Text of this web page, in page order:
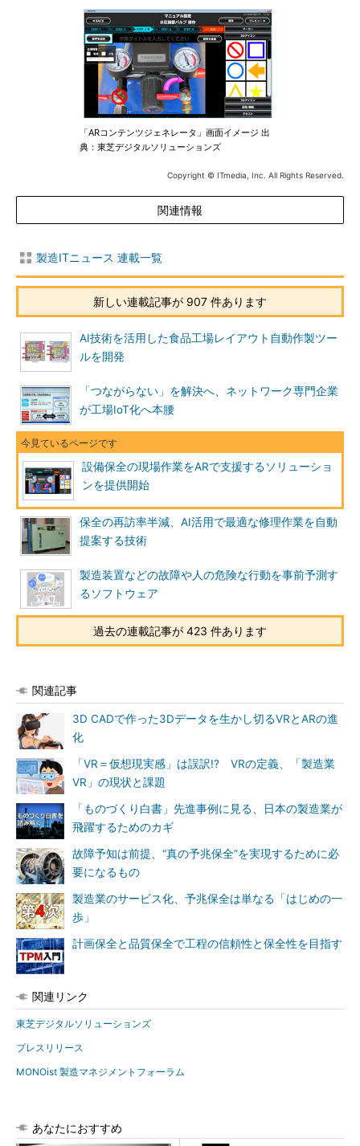
「ARコンテンツジェネレータ」画面イメージ 出
典：東芝デジタルソリューションズ
Copyright © ITmedia, Inc. All Rights Reserved.
関連情報
製造ITニュース 連載一覧
新しい連載記事が 907 件あります
AI技術を活用した食品工場レイアウト自動作製ツー
ルを開発
「つながらない」を解決へ、ネットワーク専門企業
が工場IoT化へ本腰
設備保全の現場作業をARで支援するソリューショ
ンを提供開始
保全の再訪率半減、AI活用で最適な修理作業を自動
提案する技術
製造装置などの故障や人の危険な行動を事前予測す
るソフトウェア
過去の連載記事が 423 件あります
関連記事
3D CADで作った3Dデータを生かし切るVRとARの進
化
「VR＝仮想現実感」は誤訳!? VRの定義、「製造業
VR」の現状と課題
「ものづくり白書」先進事例に見る、日本の製造業が
飛躍するためのカギ
故障予知は前提、“真の予兆保全”を実現するために必
要になるもの
製造業のサービス化、予兆保全は単なる「はじめの一
歩」
計画保全と品質保全で工程の信頼性と保全性を目指す
関連リンク
東芝デジタルソリューションズ
プレスリリース
MONOist 製造マネジメントフォーラム
あなたにおすすめ